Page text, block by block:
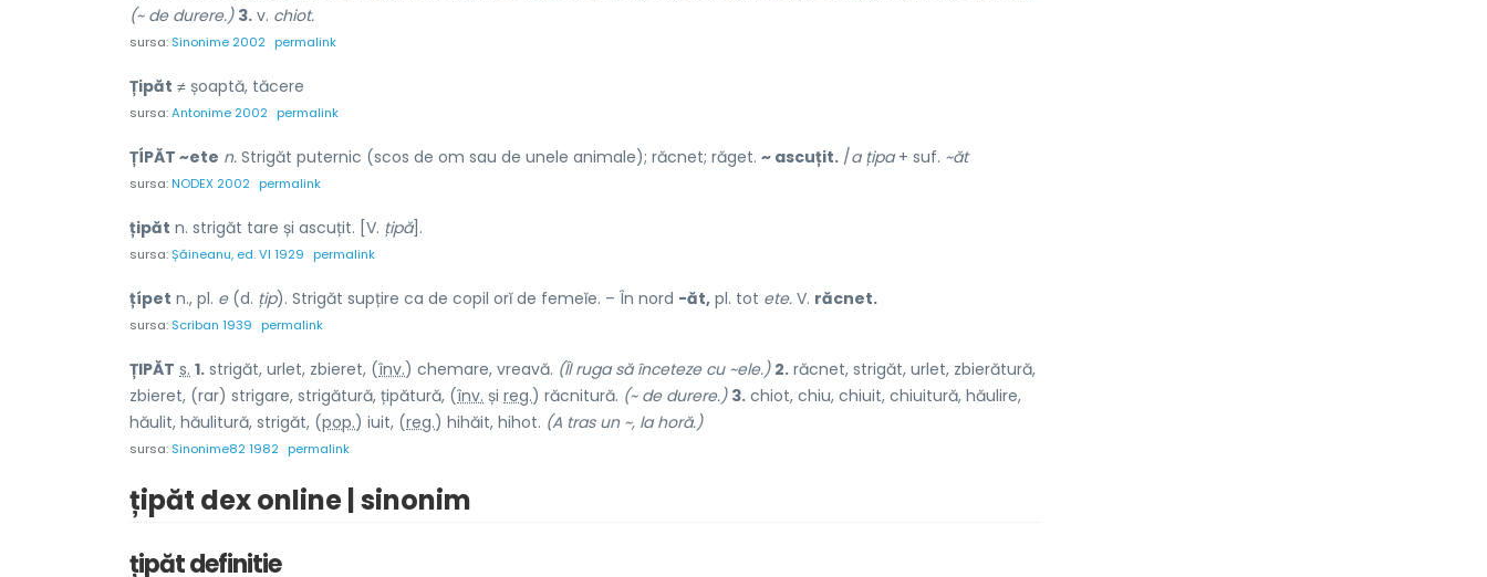
(~ de durere.) 3. v. chiot.
sursa: Sinonime 2002 permalink
Țipăt ≠ șoaptă, tăcere
sursa:Antonime 2002 permalink
ȚÍPĂT ~ete n. Strigăt puternic (scos de om sau de unele animale); răcnet; răget. ~ ascuțit. /a țipa+ suf. ~ăt
sursa:NODEX 2002 permalink
țipăt n. strigăt tare și ascuțit. [V. țipă].
sursa:Șăineanu, ed. VI 1929 permalink
țípet n., pl. e(d. țip). Strigăt supțire ca de copil orĭ de femeĭe. – În nord -ăt, pl. tot ete. V. răcnet.
sursa: Scriban 1939 permalink
ȚIPĂT s. 1. strigăt, urlet, zbieret, (înv.) chemare, vreavă. (Îl ruga să înceteze cu ~ele.) 2. răcnet, strigăt, urlet, zbierătură,
zbieret, (rar) strigare, strigătură, țipătură, (înv. și reg.) răcnitură. (~ de durere.) 3. chiot, chiu, chiuit, chiuitură, hăulire,
hăulit, hăulitură, strigăt, (pop.) iuit, (reg.) hihăit, hihot. (A tras un ~, la horă.)
sursa: Sinonime82 1982 permalink
țipăt dex online | sinonim
țipăt definitie